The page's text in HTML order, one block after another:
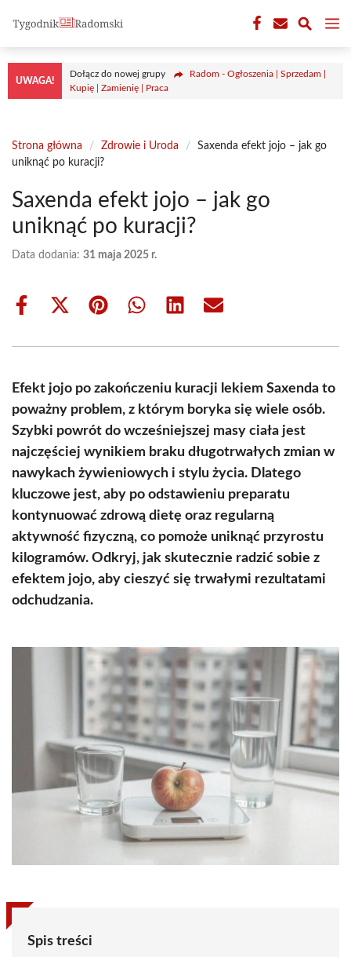
treści
UWAGA!
Dołącz do nowej grupy
Radom - Ogłoszenia | Sprzedam |
Kupię | Zamienię | Praca
Strona główna / Zdrowie i Uroda /
Saxenda efekt jojo – jak go
uniknąć po kuracji?
Saxenda efekt jojo – jak go
uniknąć po kuracji?
Data dodania: 31 maja 2025 r.
Share
Share
(Twitter)
Share Share Share Share
Efekt jojo po zakończeniu kuracji lekiem Saxenda to
poważny problem, z którym boryka się wiele osób.
Szybki powrót do wcześniejszej masy ciała jest
najczęściej wynikiem braku długotrwałych zmian w
nawykach żywieniowych i stylu życia. Dlatego
kluczowe jest, aby po odstawieniu preparatu
kontynuować zdrową dietę oraz regularną
aktywność fizyczną, co pomoże uniknąć przyrostu
kilogramów. Odkryj, jak skutecznie radzić sobie z
efektem jojo, aby cieszyć się trwałymi rezultatami
odchudzania.
Spis treści